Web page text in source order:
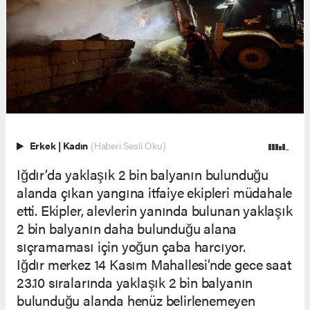
Erkek | Kadın (Haberi Sesli Oku)
Iğdır’da yaklaşık 2 bin balyanın bulunduğu
alanda çıkan yangına itfaiye ekipleri müdahale
etti. Ekipler, alevlerin yanında bulunan yaklaşık
2 bin balyanın daha bulunduğu alana
sıçramaması için yoğun çaba harcıyor.
Iğdır merkez 14 Kasım Mahallesi’nde gece saat
23.10 sıralarında yaklaşık 2 bin balyanın
bulunduğu alanda henüz belirlenemeyen